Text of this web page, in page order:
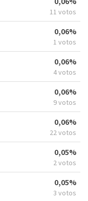
11 votos
0,06%
1 votos
0,06%
4 votos
0,06%
9 votos
0,06%
22 votos
0,05%
2 votos
0,05%
3 votos